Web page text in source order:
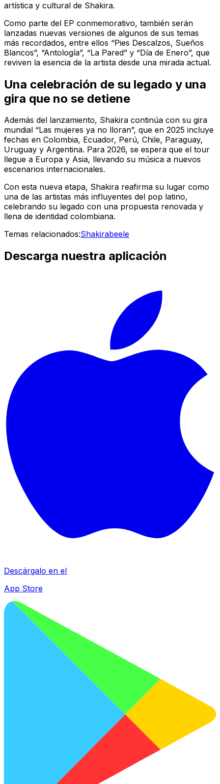
artística y cultural de Shakira.
Como parte del EP conmemorativo, también serán
lanzadas nuevas versiones de algunos de sus temas
más recordados, entre ellos “Pies Descalzos, Sueños
Blancos”, “Antología”, “La Pared” y “Día de Enero”, que
reviven la esencia de la artista desde una mirada actual.
Una celebración de su legado y una
gira que no se detiene
Además del lanzamiento, Shakira continúa con su gira
mundial “Las mujeres ya no lloran”, que en 2025 incluye
fechas en Colombia, Ecuador, Perú, Chile, Paraguay,
Uruguay y Argentina. Para 2026, se espera que el tour
llegue a Europa y Asia, llevando su música a nuevos
escenarios internacionales.
Con esta nueva etapa, Shakira reafirma su lugar como
una de las artistas más influyentes del pop latino,
celebrando su legado con una propuesta renovada y
llena de identidad colombiana.
Temas relacionados:Shakirabeele
Descarga nuestra aplicación
Descárgalo en el
App Store